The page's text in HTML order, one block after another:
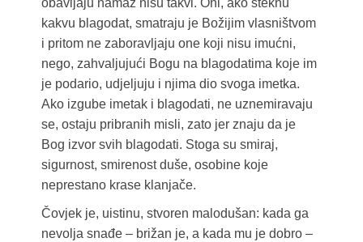
obavljaju namaz nisu takvi. Oni, ako steknu
kakvu blagodat, smatraju je Božijim vlasništvom
i pritom ne zaboravljaju one koji nisu imućni,
nego, zahvaljujući Bogu na blagodatima koje im
je podario, udjeljuju i njima dio svoga imetka.
Ako izgube imetak i blagodati, ne uznemiravaju
se, ostaju pribranih misli, zato jer znaju da je
Bog izvor svih blagodati. Stoga su smiraj,
sigurnost, smirenost duše, osobine koje
neprestano krase klanjače.
Čovjek je, uistinu, stvoren malodušan: kada ga
nevolja snađe – brižan je, a kada mu je dobro –